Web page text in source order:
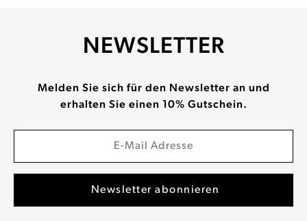
NEWSLETTER
Melden Sie sich für den Newsletter an und
erhalten Sie einen 10% Gutschein.